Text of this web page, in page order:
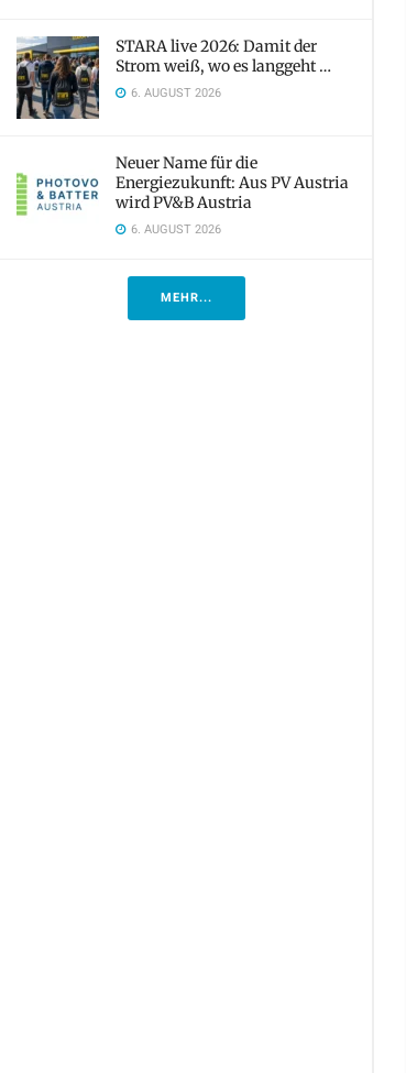
STARA live 2026: Damit der
Strom weiß, wo es langgeht …
6. AUGUST 2026
Neuer Name für die
Energiezukunft: Aus PV Austria
wird PV&B Austria
6. AUGUST 2026
MEHR...